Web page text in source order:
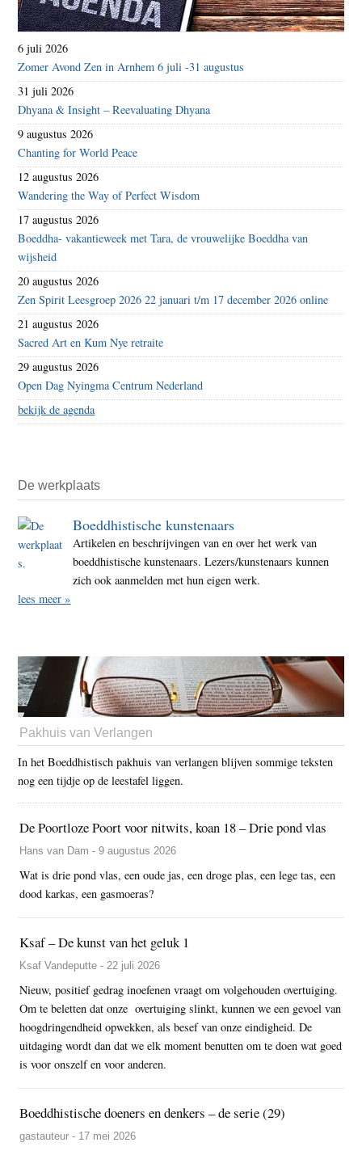
6 juli 2026
Zomer Avond Zen in Arnhem 6 juli -31 augustus
31 juli 2026
Dhyana & Insight – Reevaluating Dhyana
9 augustus 2026
Chanting for World Peace
12 augustus 2026
Wandering the Way of Perfect Wisdom
17 augustus 2026
Boeddha- vakantieweek met Tara, de vrouwelijke Boeddha van
wijsheid
20 augustus 2026
Zen Spirit Leesgroep 2026 22 januari t/m 17 december 2026 online
21 augustus 2026
Sacred Art en Kum Nye retraite
29 augustus 2026
Open Dag Nyingma Centrum Nederland
bekijk de agenda
De werkplaats
Boeddhistische kunstenaars
Artikelen en beschrijvingen van en over het werk van
boeddhistische kunstenaars. Lezers/kunstenaars kunnen
zich ook aanmelden met hun eigen werk.
lees meer »
Pakhuis van Verlangen
In het Boeddhistisch pakhuis van verlangen blijven sommige teksten
nog een tijdje op de leestafel liggen.
De Poortloze Poort voor nitwits, koan 18 – Drie pond vlas
Hans van Dam - 9 augustus 2026
Wat is drie pond vlas, een oude jas, een droge plas, een lege tas, een
dood karkas, een gasmoeras?
Ksaf – De kunst van het geluk 1
Ksaf Vandeputte - 22 juli 2026
Nieuw, positief gedrag inoefenen vraagt om volgehouden overtuiging.
Om te beletten dat onze overtuiging slinkt, kunnen we een gevoel van
hoogdringendheid opwekken, als besef van onze eindigheid. De
uitdaging wordt dan dat we elk moment benutten om te doen wat goed
is voor onszelf en voor anderen.
Boeddhistische doeners en denkers – de serie (29)
gastauteur - 17 mei 2026